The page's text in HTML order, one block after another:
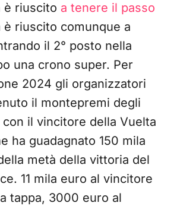
è riuscito a tenere il passo
è riuscito comunque a
il 2° posto nella
una crono super. Per
2024 gli organizzatori
il montepremi degli
il vincitore della Vuelta
ha guadagnato 150 mila
metà della vittoria del
11 mila euro al vincitore
tappa, 3000 euro al